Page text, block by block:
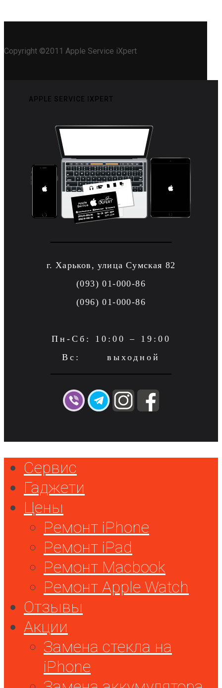
Copyright ©2011 Apple Service iXpert
APPLE SERVICE IXPERT
г. Харьков, улица Сумская 82
(093) 01-000-86
(096) 01-000-86
Пн-Сб: 10:00 – 19:00
Вс: выходной
Сервис
Гаджети
Цены
Ремонт iPhone
Ремонт iPad
Ремонт Macbook
Ремонт Apple Watch
Отзывы
Акции
Замена стекла на
iPhone